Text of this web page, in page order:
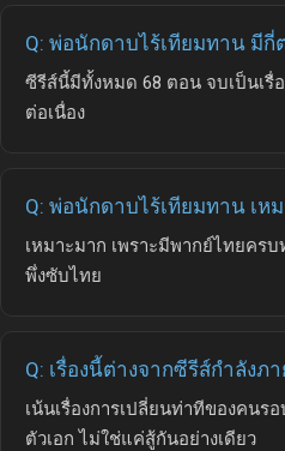
Q: พ่อนักดาบไร้เทียมทาน มีกี่
ซีรีส์นี้มีทั้งหมด 68 ตอน จบเป็นเรื่
ต่อเนื่อง
Q: พ่อนักดาบไร้เทียมทาน เห
เหมาะมาก เพราะมีพากย์ไทยคร
พึ่งซับไทย
Q: เรื่องนี้ต่างจากซีรีส์กำลังภ
เน้นเรื่องการเปลี่ยนท่าทีของคนร
ตัวเอก ไม่ใช่แค่สู้กันอย่างเดียว